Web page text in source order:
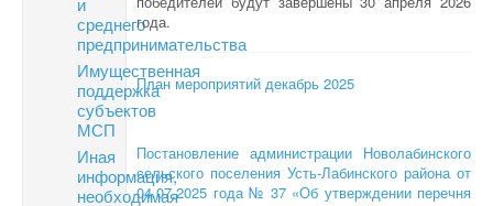
среднего
предпринимательства
Имущественная
поддержка
субъектов
МСП
Иная
информация,
необходимая
года.
План мероприятий декабрь 2025
Постановление администрации Новолабинского
сельского поселения Усть-Лабинского района от
04.07.2025 года № 37 «Об утверждении перечня